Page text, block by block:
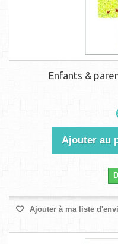
Enfants &
Ajouter au
Ajouter à ma liste